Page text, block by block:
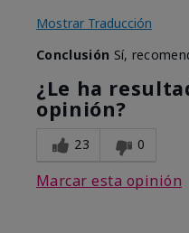
Mostrar Traducción
Conclusión Sí,
¿Le ha
opinión?
23 0
Marcar esta opinión